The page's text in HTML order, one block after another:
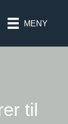
MENY
til